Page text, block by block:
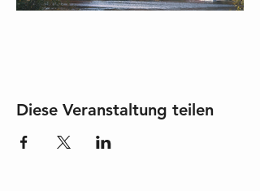
Diese Veranstaltung teilen